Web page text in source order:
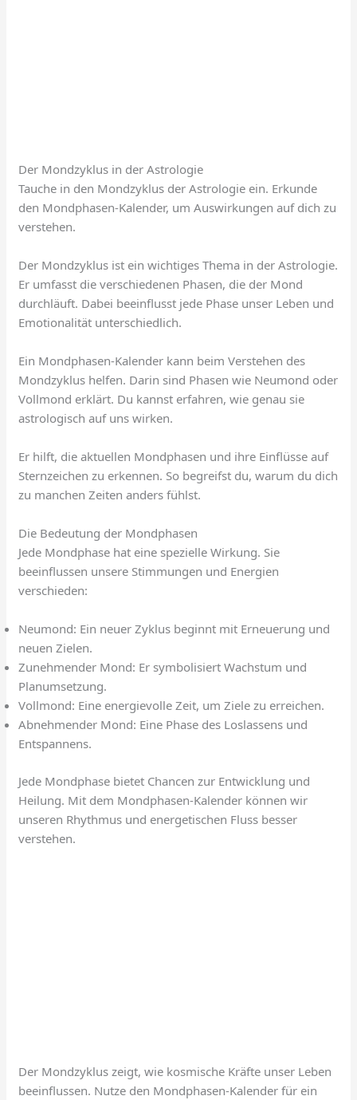
Der Mondzyklus in der Astrologie
Tauche in den Mondzyklus der Astrologie ein. Erkunde
den Mondphasen-Kalender, um Auswirkungen auf dich zu
verstehen.
Der Mondzyklus ist ein wichtiges Thema in der Astrologie.
Er umfasst die verschiedenen Phasen, die der Mond
durchläuft. Dabei beeinflusst jede Phase unser Leben und
Emotionalität unterschiedlich.
Ein Mondphasen-Kalender kann beim Verstehen des
Mondzyklus helfen. Darin sind Phasen wie Neumond oder
Vollmond erklärt. Du kannst erfahren, wie genau sie
astrologisch auf uns wirken.
Er hilft, die aktuellen Mondphasen und ihre Einflüsse auf
Sternzeichen zu erkennen. So begreifst du, warum du dich
zu manchen Zeiten anders fühlst.
Die Bedeutung der Mondphasen
Jede Mondphase hat eine spezielle Wirkung. Sie
beeinflussen unsere Stimmungen und Energien
verschieden:
Neumond: Ein neuer Zyklus beginnt mit Erneuerung und
neuen Zielen.
Zunehmender Mond: Er symbolisiert Wachstum und
Planumsetzung.
Vollmond: Eine energievolle Zeit, um Ziele zu erreichen.
Abnehmender Mond: Eine Phase des Loslassens und
Entspannens.
Jede Mondphase bietet Chancen zur Entwicklung und
Heilung. Mit dem Mondphasen-Kalender können wir
unseren Rhythmus und energetischen Fluss besser
verstehen.
Der Mondzyklus zeigt, wie kosmische Kräfte unser Leben
beeinflussen. Nutze den Mondphasen-Kalender für ein